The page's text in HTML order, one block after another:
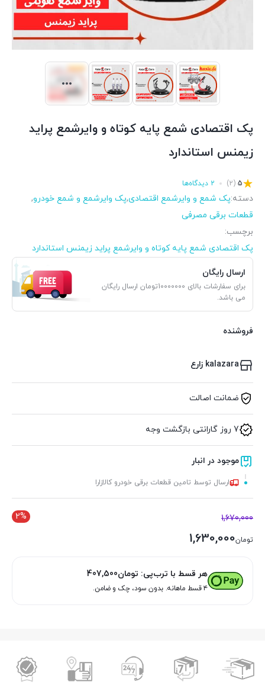
پک اقتصادی شمع پایه کوتاه و وایرشمع پراید
زیمنس استاندارد
5
(2) 2 دیدگاه‌ها
دسته:پک شمع و وایرشمع اقتصادی,پک وایرشمع و شمع خودرو,
قطعات برقی مصرفی
برچسب:
پک اقتصادی شمع پایه کوتاه و وایرشمع پراید زیمنس استاندارد
ارسال رایگان
برای سفارشات بالای 10000000تومان ارسال رایگان
می باشد.
فروشنده
kalazara زارع
ضمانت اصالت
7 روز گارانتی بازگشت وجه
موجود در انبار
ارسال توسط تامین قطعات برقی خودرو کالازارا
2% 1,670,000
تومان1,630,000
هر قسط با ترب‌پی: تومان407,500
۴ قسط ماهانه. بدون سود، چک و ضامن.